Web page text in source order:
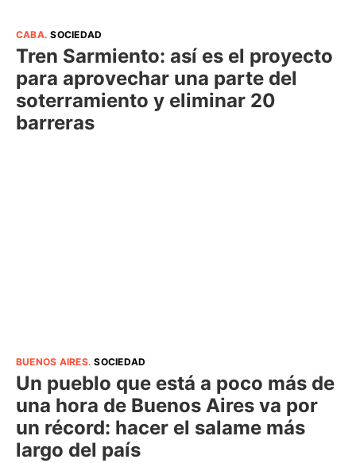
CABA.SOCIEDAD
Tren Sarmiento: así es el proyecto
para aprovechar una parte del
soterramiento y eliminar 20
barreras
BUENOS AIRES.SOCIEDAD
Un pueblo que está a poco más de
una hora de Buenos Aires va por
un récord: hacer el salame más
largo del país